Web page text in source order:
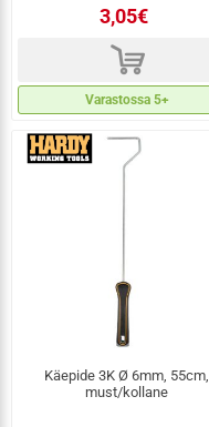
3,05€
d
Varastossa 5+
Käepide 3K Ø 6mm, 55cm,
must/kollane